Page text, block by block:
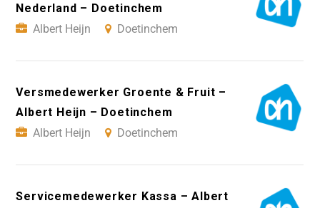
Nederland – Doetinchem
Albert Heijn
Doetinchem
Versmedewerker Groente & Fruit –
Albert Heijn – Doetinchem
Albert Heijn
Doetinchem
Servicemedewerker Kassa – Albert